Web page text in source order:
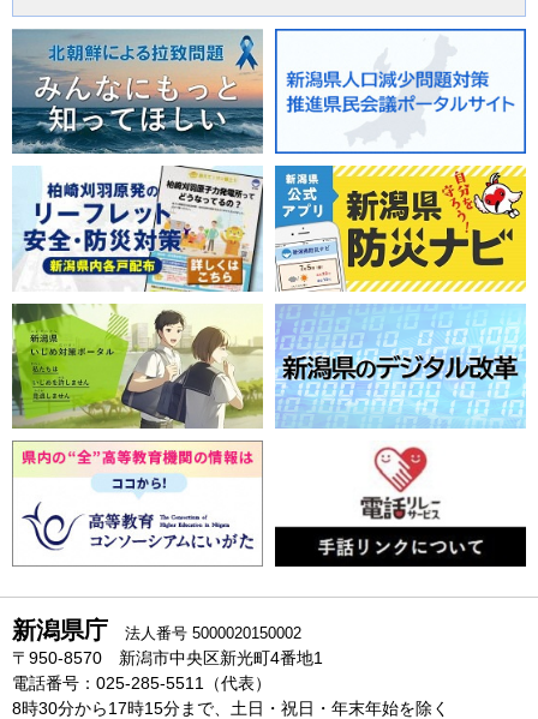
新潟県庁 法人番号 5000020150002
〒950-8570 新潟市中央区新光町4番地1
電話番号：025-285-5511（代表）
8時30分から17時15分まで、土日・祝日・年末年始を除く